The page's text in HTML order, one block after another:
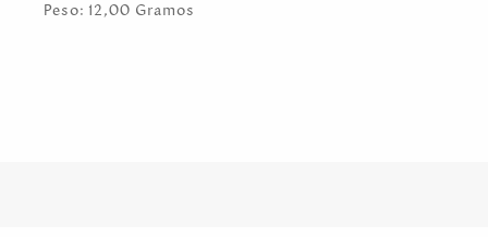
Peso: 12,00 Gramos